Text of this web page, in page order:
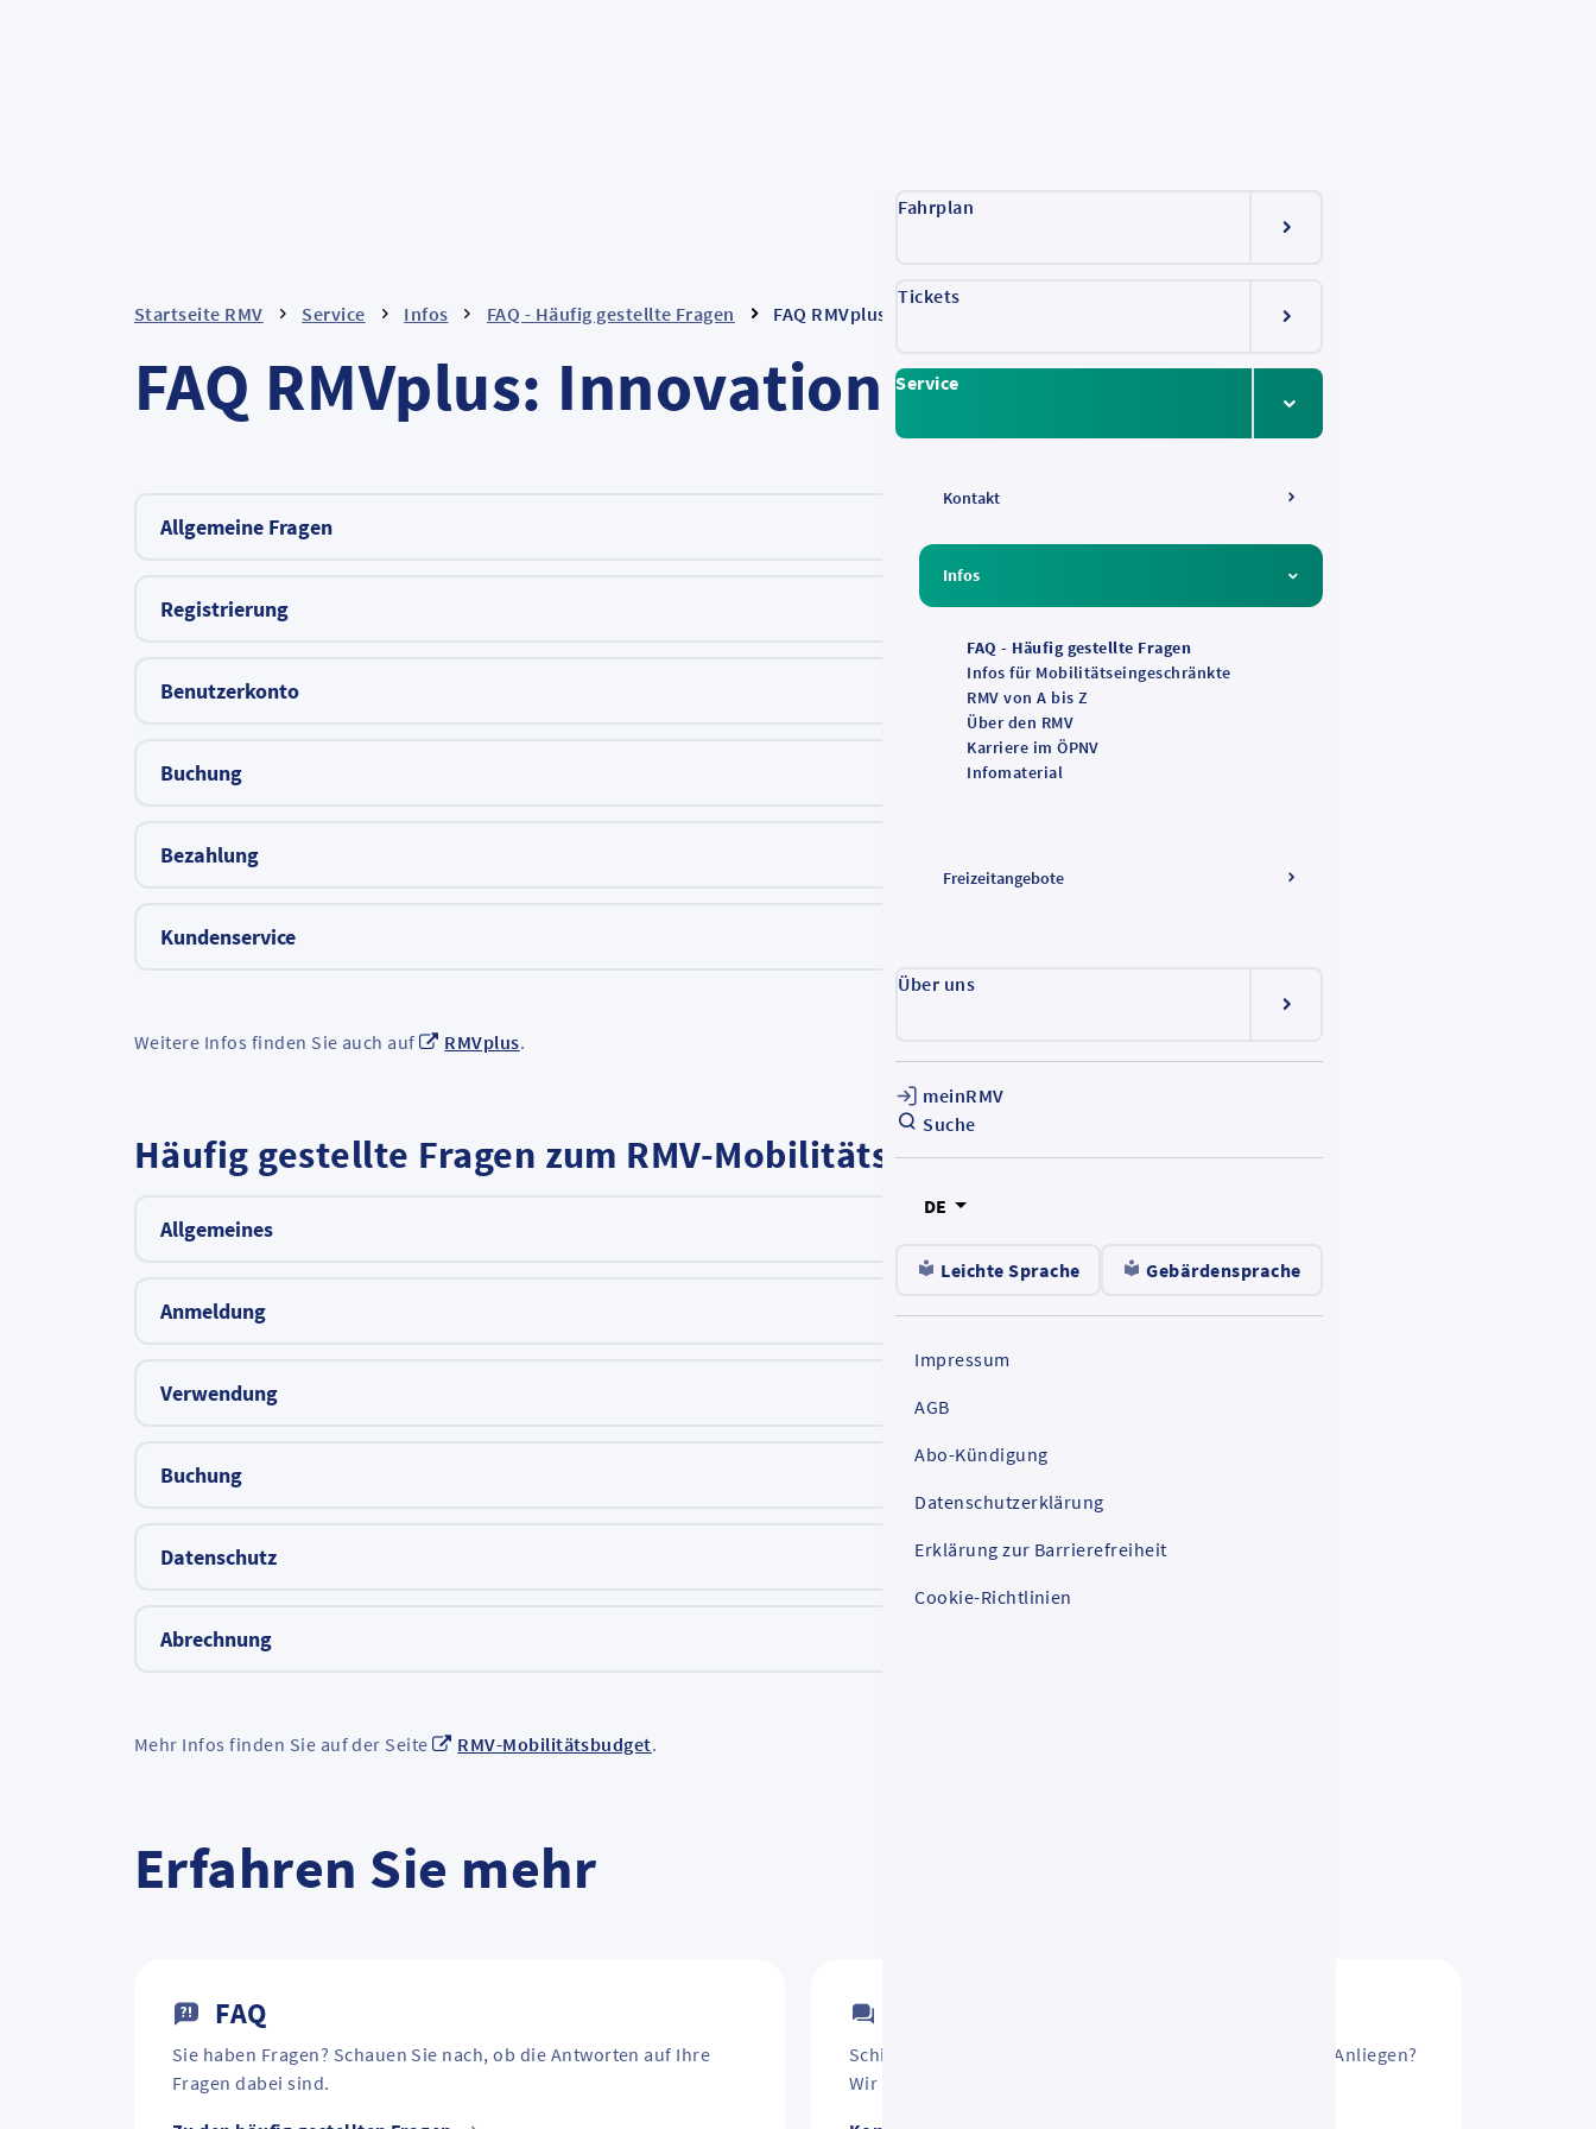
Fahrplan
Menüeintrag ein-/ausklappen
Tickets
Menüeintrag ein-/ausklappen
Service
Kontakt
Infos
FAQ - Häufig gestellte Fragen
Infos für Mobilitätseingeschränkte
RMV von A bis Z
Über den RMV
Karriere im ÖPNV
Infomaterial
Freizeitangebote
Über uns
Menüeintrag ein-/ausklappen
meinRMV
Suche
DE
Leichte Sprache Gebärdensprache
Impressum
AGB
Abo-Kündigung
Datenschutzerklärung
Erklärung zur Barrierefreiheit
Cookie-Richtlinien
Startseite RMV Service Infos FAQ - Häufig gestellte Fragen FAQ RMVplus: Innovations-App
FAQ RMVplus: Innovations-App
Allgemeine Fragen
Registrierung
Benutzerkonto
Buchung
Bezahlung
Kundenservice
Weitere Infos finden Sie auch auf RMVplus.
Häufig gestellte Fragen zum RMV-Mobilitätsbudget
Allgemeines
Anmeldung
Verwendung
Buchung
Datenschutz
Abrechnung
Mehr Infos finden Sie auf der Seite RMV-Mobilitätsbudget.
Erfahren Sie mehr
FAQ
Sie haben Fragen? Schauen Sie nach, ob die Antworten auf Ihre
Fragen dabei sind.
Schirm vergessen? JahresAbo ändern? Oder ein anderes Anliegen?
Wir helfen weiter.